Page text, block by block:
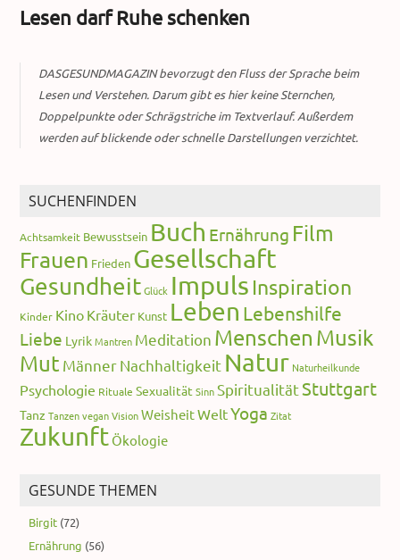
Lesen darf Ruhe schenken
DASGESUNDMAGAZIN bevorzugt den Fluss der Sprache beim
Lesen und Verstehen. Darum gibt es hier keine Sternchen,
Doppelpunkte oder Schrägstriche im Textverlauf. Außerdem
werden auf blickende oder schnelle Darstellungen verzichtet.
SUCHENFINDEN
Achtsamkeit Bewusstsein Buch Ernährung Film
Frauen Frieden Gesellschaft
Gesundheit Glück Impuls Inspiration
Kinder Kino Kräuter Kunst Leben Lebenshilfe
Liebe Lyrik Mantren Meditation Menschen Musik
Mut MännerNachhaltigkeit Natur Naturheilkunde
Psychologie Rituale Sexualität Sinn SpiritualitätStuttgart
Tanz Tanzen vegan Vision WeisheitWeltYoga Zitat
Zukunft Ökologie
GESUNDE THEMEN
Birgit (72)
Ernährung (56)